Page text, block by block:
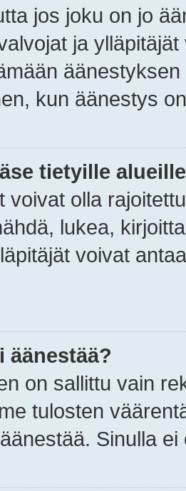
jos joku on jo
ja
kun äänestys
tietyille
voivat olla
lukea,
voivat
äänestää?
on sallittu vain
tulosten
Sinulla